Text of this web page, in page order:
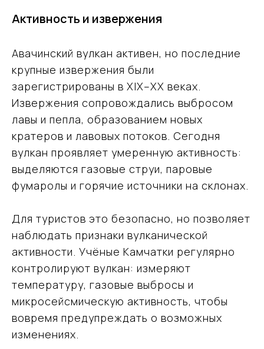
Активность и извержения
Авачинский вулкан активен, но последние
крупные извержения были
зарегистрированы в XIX–XX веках.
Извержения сопровождались выбросом
лавы и пепла, образованием новых
кратеров и лавовых потоков. Сегодня
вулкан проявляет умеренную активность:
выделяются газовые струи, паровые
фумаролы и горячие источники на склонах.
Для туристов это безопасно, но позволяет
наблюдать признаки вулканической
активности. Учёные Камчатки регулярно
контролируют вулкан: измеряют
температуру, газовые выбросы и
микросейсмическую активность, чтобы
вовремя предупреждать о возможных
изменениях.